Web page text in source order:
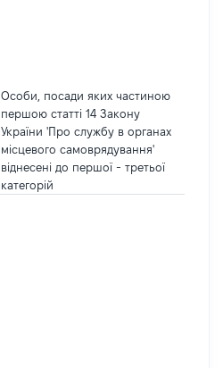
Особи, посади яких частиною
першою статті 14 Закону
України 'Про службу в органах
місцевого самоврядування'
віднесені до першої - третьої
категорій